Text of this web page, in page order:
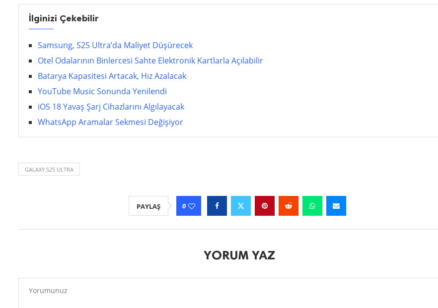
İlginizi Çekebilir
Samsung, S25 Ultra’da Maliyet Düşürecek
Otel Odalarının Binlercesi Sahte Elektronik Kartlarla Açılabilir
Batarya Kapasitesi Artacak, Hız Azalacak
YouTube Music Sonunda Yenilendi
iOS 18 Yavaş Şarj Cihazlarını Algılayacak
WhatsApp Aramalar Sekmesi Değişiyor
GALAXY S25 ULTRA
PAYLAŞ 0
YORUM YAZ